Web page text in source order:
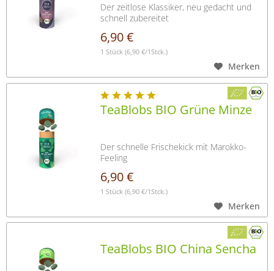
Der zeitlose Klassiker, neu gedacht und
schnell zubereitet
6,90 €
1 Stück (6,90 €/1Stck.)
Merken
TeaBlobs BIO Grüne Minze
Der schnelle Frischekick mit Marokko-
Feeling
6,90 €
1 Stück (6,90 €/1Stck.)
Merken
TeaBlobs BIO China Sencha